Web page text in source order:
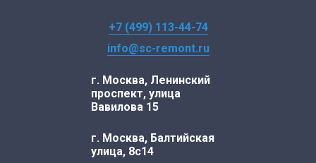
+7 (499) 113-44-74
info@sc-remont.ru
г. Москва, Ленинский
проспект, улица
Вавилова 15
г. Москва, Балтийская
улица, 8с14